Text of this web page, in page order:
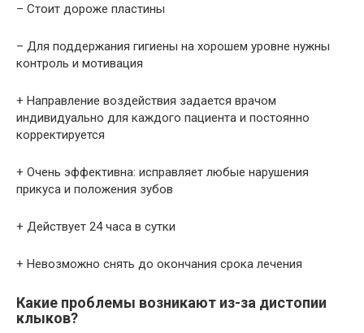
– Стоит дороже пластины
– Для поддержания гигиены на хорошем уровне нужны
контроль и мотивация
+ Направление воздействия задается врачом
индивидуально для каждого пациента и постоянно
корректируется
+ Очень эффективна: исправляет любые нарушения
прикуса и положения зубов
+ Действует 24 часа в сутки
+ Невозможно снять до окончания срока лечения
Какие проблемы возникают из-за дистопии
клыков?